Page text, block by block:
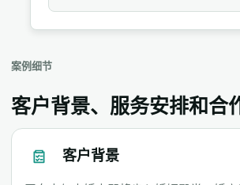
案例细节
客户背景、服务安排和合
客户背景